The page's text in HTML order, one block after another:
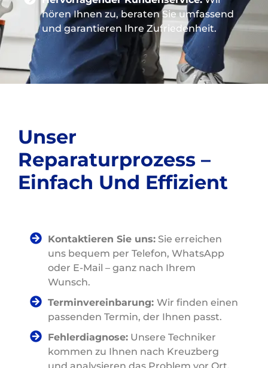
hören Ihnen zu, beraten Sie umfassend
und garantieren Ihre Zufriedenheit.
Unser
Reparaturprozess –
Einfach Und Effizient
Kontaktieren Sie uns: Sie erreichen
uns bequem per Telefon, WhatsApp
oder E-Mail – ganz nach Ihrem
Wunsch.
Terminvereinbarung: Wir finden einen
passenden Termin, der Ihnen passt.
Fehlerdiagnose: Unsere Techniker
kommen zu Ihnen nach Kreuzberg
und analysieren das Problem vor Ort.